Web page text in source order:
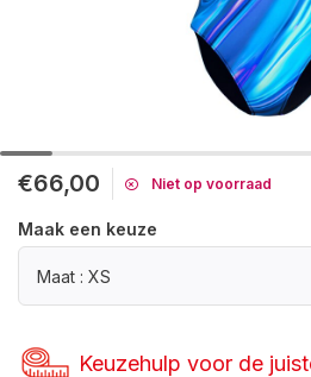
€66,00 Niet op voorraad
Maak een keuze
Maat : XS
Keuzehulp voor de